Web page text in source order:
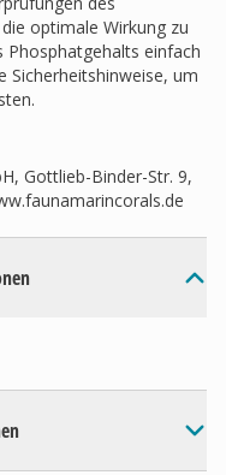
optimale Wirkung zu
Phosphatgehalts einfach
Sicherheitshinweise, um
Gottlieb-Binder-Str. 9,